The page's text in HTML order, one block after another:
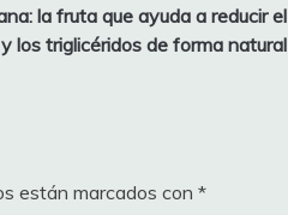
la fruta que ayuda a reducir el
los triglicéridos de forma natural
están marcados con *